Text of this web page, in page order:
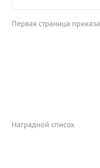
Первая страница приказа
Наградной список